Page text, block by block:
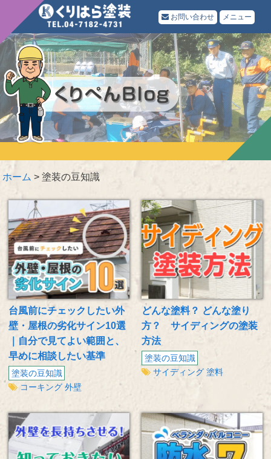
お問い合わせ メニュー
ホーム >塗装の豆知識
台風前にチェックしたい外
壁・屋根の劣化サイン10選
｜自分で見てよい範囲と、
早めに相談したい基準
塗装の豆知識
コーキング 外壁
どんな塗料？ どんな塗り
方？ サイディングの塗装
方法
塗装の豆知識
サイディング 塗料